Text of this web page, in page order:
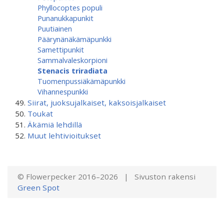
Phyllocoptes populi
Punanukkapunkit
Puutiainen
Päärynänäkämäpunkki
Samettipunkit
Sammalvaleskorpioni
Stenacis triradiata
Tuomenpussiäkämä­punkki
Vihannespunkki
Siirat, juoksujalkaiset, kaksoisjalkaiset
Toukat
Äkämiä lehdillä
Muut lehtivioitukset
© Flowerpecker 2016–2026 | Sivuston rakensi
Green Spot